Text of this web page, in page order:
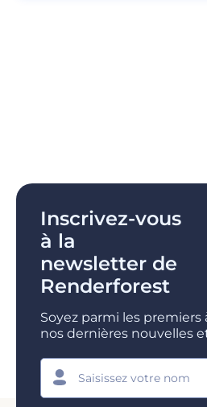
Inscrivez-vous
à la
newsletter de
Renderforest
Soyez parmi les premiers
nos dernières nouvelles